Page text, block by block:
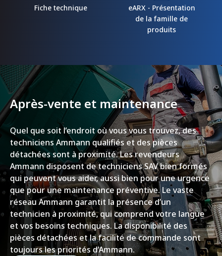
Fiche technique
eARX - Présentation
de la famille de
produits
Après-vente et maintenance
Quel que soit l’endroit où vous vous trouvez, des
techniciens Ammann qualifiés et des pièces
détachées sont à proximité. Les revendeurs
Ammann disposent de techniciens SAV bien formés
qui peuvent vous aider, aussi bien pour une urgence
que pour une maintenance préventive. Le vaste
réseau Ammann garantit la présence d’un
technicien à proximité, qui comprend votre langue
et vos besoins techniques. La disponibilité des
pièces détachées et la facilité de commande sont
toujours les priorités d’Ammann.